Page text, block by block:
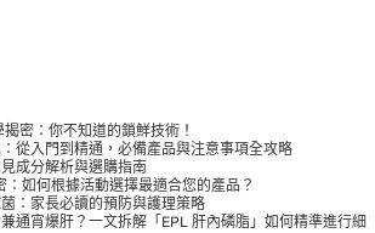
密：你不知道的鎖鮮技術！
從入門到精通，必備產品與注意事項全攻略
成分解析與選購指南
：如何根據活動選擇最適合您的產品？
：家長必讀的預防與護理策略
兼通宵爆肝？一文拆解「EPL 肝內磷脂」如何精準進行細